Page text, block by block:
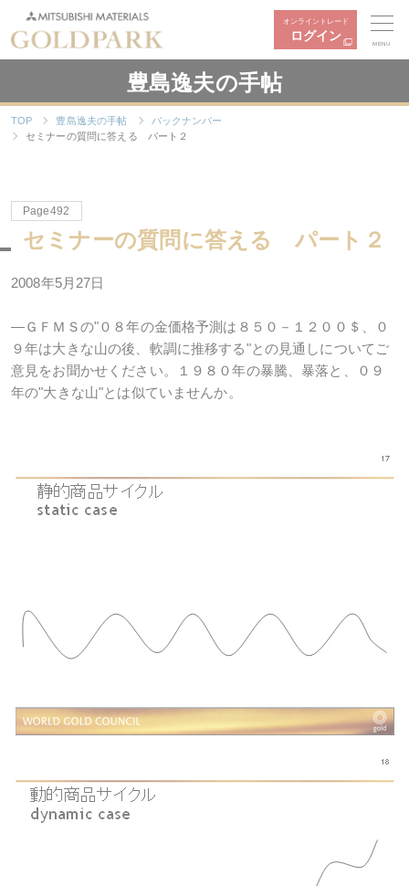
オンライントレード
ログイン
MENU
豊島逸夫の手帖
TOP 豊島逸夫の手帖
バックナンバー
セミナーの質問に答える パート２
Page492
セミナーの質問に答える パート２
2008年5月27日
―ＧＦＭＳの"０８年の金価格予測は８５０－１２００＄、０
９年は大きな山の後、軟調に推移する"との見通しについてご
意見をお聞かせください。１９８０年の暴騰、暴落と、０９
年の"大きな山"とは似ていませんか。